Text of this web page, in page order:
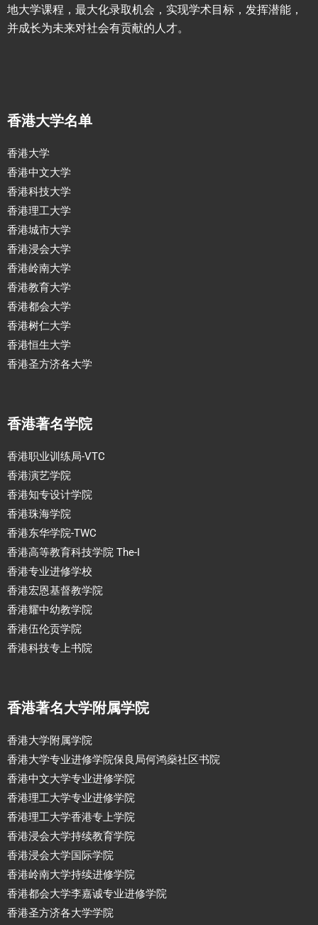
地大学课程，最大化录取机会，实现学术目标，发挥潜能，
并成长为未来对社会有贡献的人才。
香港大学名单
香港大学
香港中文大学
香港科技大学
香港理工大学
香港城市大学
香港浸会大学
香港岭南大学
香港教育大学
香港都会大学
香港树仁大学
香港恒生大学
香港圣方济各大学
香港著名学院
香港职业训练局-VTC
香港演艺学院
香港知专设计学院
香港珠海学院
香港东华学院-TWC
香港高等教育科技学院 The-I
香港专业进修学校
香港宏恩基督教学院
香港耀中幼教学院
香港伍伦贡学院
香港科技专上书院
香港著名大学附属学院
香港大学附属学院
香港大学专业进修学院保良局何鸿燊社区书院
香港中文大学专业进修学院
香港理工大学专业进修学院
香港理工大学香港专上学院
香港浸会大学持续教育学院
香港浸会大学国际学院
香港岭南大学持续进修学院
香港都会大学李嘉诚专业进修学院
香港圣方济各大学学院